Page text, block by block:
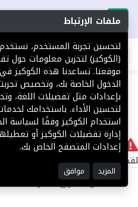
تحميل التطبيق
لا يوجد
لقد حدث خطأ داخلي أثناء معالجة طلبك.
©2025 كل الحقوق محفوظة منصة توور
ملفات الإرتباط
لتحسين تجربة المستخدم،
(الكوكيز) لتخزين معلومات حول
موقعنا. تساعدنا هذه الكوكيز
الدخول الخاصة بك، وتخصيص
بإعدادات مثل تفضيلات اللغة،
لتحسين الأداء. باستخدامك
استخدام الكوكيز وفقًا لسياسة
إدارة تفضيلات الكوكيز أو
إعدادات المتصفح الخاص بك.
المزيد موافق